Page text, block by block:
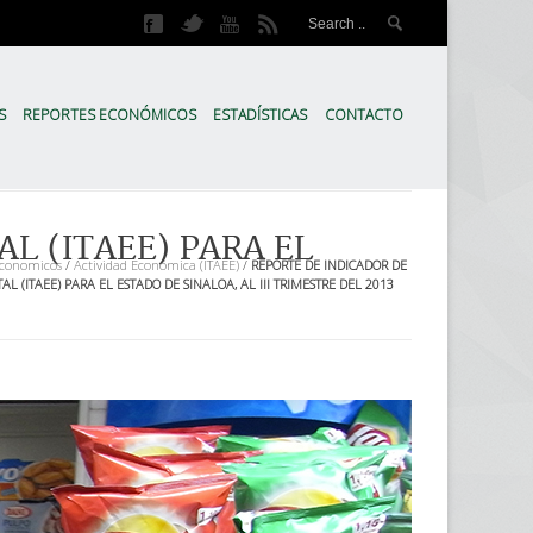
REPORTES ECONÓMICOS ESTADÍSTICAS CONTACTO
(ITAEE) PARA EL
/Actividad Económica (ITAEE)/REPORTE DE INDICADOR DE
(ITAEE) PARA EL ESTADO DE SINALOA, AL III TRIMESTRE DEL 2013